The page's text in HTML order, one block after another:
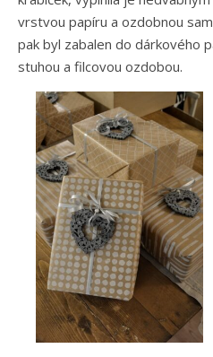
vrstvou papíru a ozdobnou
pak byl zabalen do dárkového
stuhou a filcovou ozdobou.